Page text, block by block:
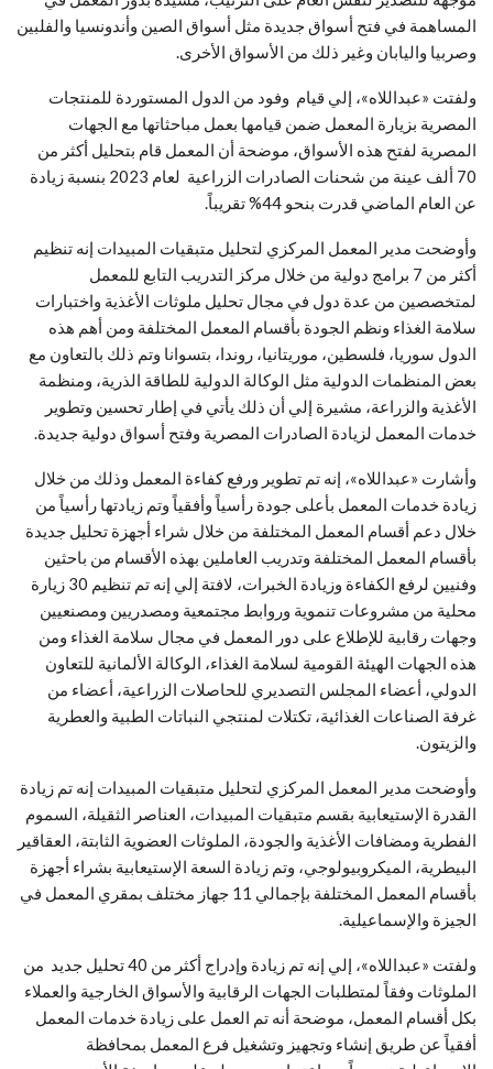
المساهمة في فتح أسواق جديدة مثل أسواق الصين وأندونسيا والفلبين
وصربيا واليابان وغير ذلك من الأسواق الأخرى.
ولفتت «عبداللاه»، إلي قيام وفود من الدول المستوردة للمنتجات
المصرية بزيارة المعمل ضمن قيامها بعمل مباحثاتها مع الجهات
المصرية لفتح هذه الأسواق، موضحة أن المعمل قام بتحليل أكثر من
70 ألف عينة من شحنات الصادرات الزراعية لعام 2023 بنسبة زيادة
عن العام الماضي قدرت بنحو 44% تقريباً.
وأوضحت مدير المعمل المركزي لتحليل متبقيات المبيدات إنه تنظيم
أكثر من 7 برامج دولية من خلال مركز التدريب التابع للمعمل
لمتخصصين من عدة دول في مجال تحليل ملوثات الأغذية واختبارات
سلامة الغذاء ونظم الجودة بأقسام المعمل المختلفة ومن أهم هذه
الدول سوريا، فلسطين، موريتانيا، روندا، بتسوانا وتم ذلك بالتعاون مع
بعض المنظمات الدولية مثل الوكالة الدولية للطاقة الذرية، ومنظمة
الأغذية والزراعة، مشيرة إلي أن ذلك يأتي في إطار تحسين وتطوير
خدمات المعمل لزيادة الصادرات المصرية وفتح أسواق دولية جديدة.
وأشارت «عبداللاه»، إنه تم تطوير ورفع كفاءة المعمل وذلك من خلال
زيادة خدمات المعمل بأعلى جودة رأسياً وأفقياً وتم زيادتها رأسياً من
خلال دعم أقسام المعمل المختلفة من خلال شراء أجهزة تحليل جديدة
بأقسام المعمل المختلفة وتدريب العاملين بهذه الأقسام من باحثين
وفنيين لرفع الكفاءة وزيادة الخبرات، لافتة إلي إنه تم تنظيم 30 زيارة
محلية من مشروعات تنموية وروابط مجتمعية ومصدريين ومصنعيين
وجهات رقابية للإطلاع على دور المعمل في مجال سلامة الغذاء ومن
هذه الجهات الهيئة القومية لسلامة الغذاء، الوكالة الألمانية للتعاون
الدولي، أعضاء المجلس التصديري للحاصلات الزراعية، أعضاء من
غرفة الصناعات الغذائية، تكتلات لمنتجي النباتات الطبية والعطرية
والزيتون.
وأوضحت مدير المعمل المركزي لتحليل متبقيات المبيدات إنه تم زيادة
القدرة الإستيعابية بقسم متبقيات المبيدات، العناصر الثقيلة، السموم
الفطرية ومضافات الأغذية والجودة، الملوثات العضوية الثابتة، العقاقير
البيطرية، الميكروبيولوجي، وتم زيادة السعة الإستيعابية بشراء أجهزة
بأقسام المعمل المختلفة بإجمالي 11 جهاز مختلف بمقري المعمل في
الجيزة والإسماعيلية.
ولفتت «عبداللاه»، إلي إنه تم زيادة وإدراج أكثر من 40 تحليل جديد من
الملوثات وفقاً لمتطلبات الجهات الرقابية والأسواق الخارجية والعملاء
بكل أقسام المعمل، موضحة أنه تم العمل على زيادة خدمات المعمل
أفقياً عن طريق إنشاء وتجهيز وتشغيل فرع المعمل بمحافظة